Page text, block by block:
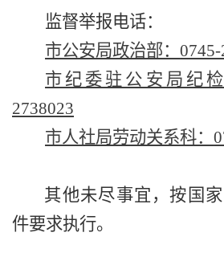
监督举报电话：
市公安局政治部：
市纪委驻公安局纪
2738023
市人社局劳动关系科：
其他未尽事宜，按国
件要求执行。